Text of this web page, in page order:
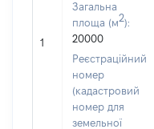
1
Загальна
площа (м2):
20000
Реєстраційний
номер
(кадастровий
номер для
земельної